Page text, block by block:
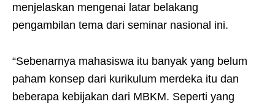
menjelaskan mengenai latar belakang
pengambilan tema dari seminar nasional ini.
“Sebenarnya mahasiswa itu banyak yang belum
paham konsep dari kurikulum merdeka itu dan
beberapa kebijakan dari MBKM. Seperti yang